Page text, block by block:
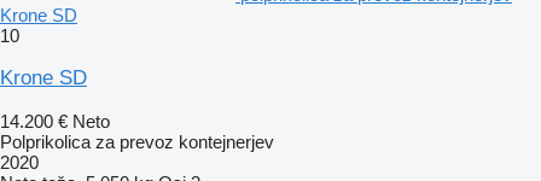
Krone SD
10
Krone SD
14.200 € Neto
Polprikolica za prevoz kontejnerjev
2020